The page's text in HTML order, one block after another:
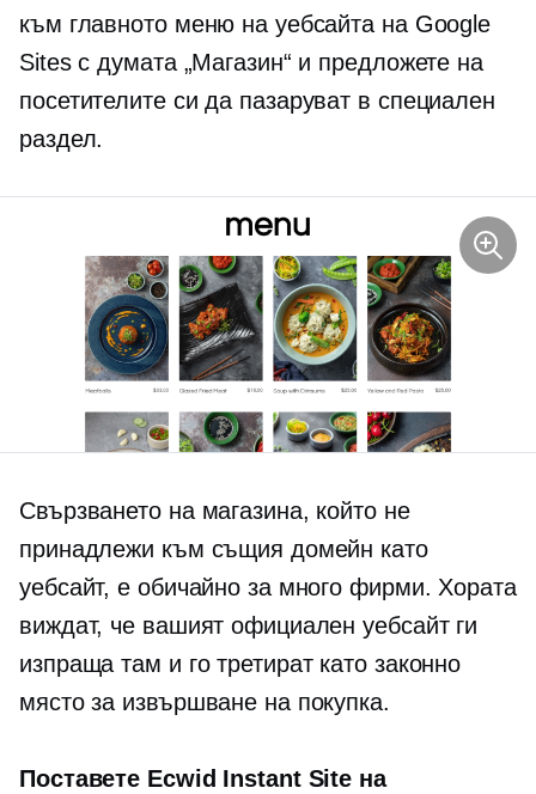
към главното меню на уебсайта на Google
Sites с думата „Магазин“ и предложете на
посетителите си да пазаруват в специален
раздел.
Свързването на магазина, който не
принадлежи към същия домейн като
уебсайт, е обичайно за много фирми. Хората
виждат, че вашият официален уебсайт ги
изпраща там и го третират като законно
място за извършване на покупка.
Поставете Ecwid Instant Site на